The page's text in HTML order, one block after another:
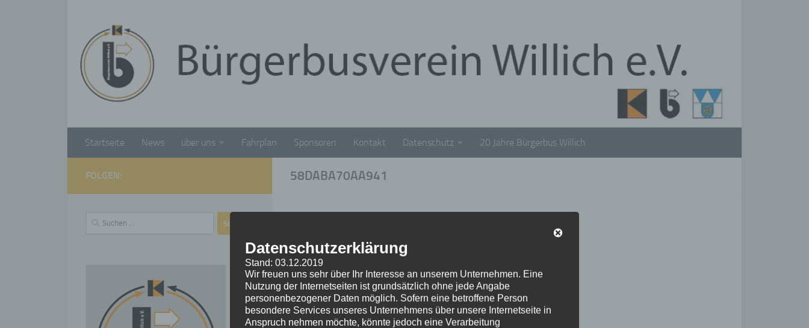
Startseite News über uns Fahrplan Sponsoren Kontakt Datenschutz 20 Jahre Bürgerbus Willich
58DABA70AA941
3. OKTOBER 2019
FOLGEN:
Suchen
Datenschutzerklärung
Stand: 03.12.2019
Wir freuen uns sehr über Ihr Interesse an unserem Unternehmen. Eine
Nutzung der Internetseiten ist grundsätzlich ohne jede Angabe
personenbezogener Daten möglich. Sofern eine betroffene Person
besondere Services unseres Unternehmens über unsere Internetseite in
Anspruch nehmen möchte, könnte jedoch eine Verarbeitung